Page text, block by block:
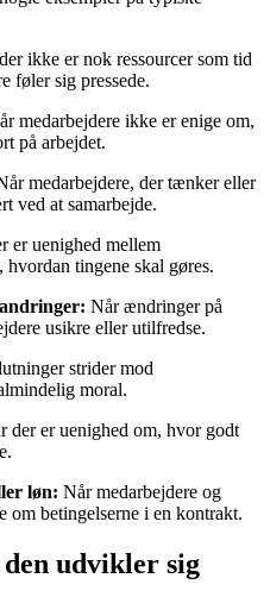
ikke er nok ressourcer som tid
føler sig pressede.
medarbejdere ikke er enige om,
på arbejdet.
medarbejdere, der tænker eller
ved at samarbejde.
er uenighed mellem
hvordan tingene skal gøres.
Når ændringer på
usikre eller utilfredse.
strider mod
moral.
der er uenighed om, hvor godt
løn: Når medarbejdere og
om betingelserne i en kontrakt.
udvikler sig